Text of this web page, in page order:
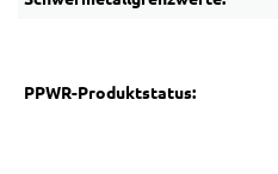
PPWR-Produktstatus: